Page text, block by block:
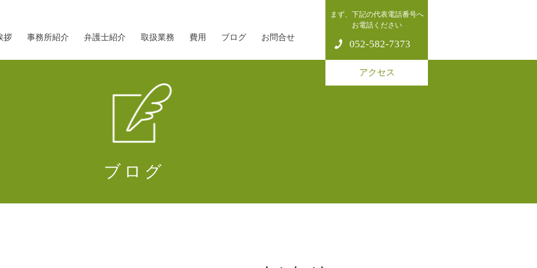
拶 事務所紹介 弁護士紹介 取扱業務 費用 ブログ お問合せ
まず、下記の代表電話番号へ
お電話ください
052-582-7373
アクセス
ブログ